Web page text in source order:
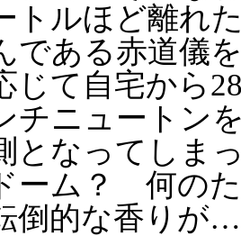
トルほど離れ
である赤道儀
じて自宅から
チニュートン
となってしま
ーム？ 何の
倒的な香りが